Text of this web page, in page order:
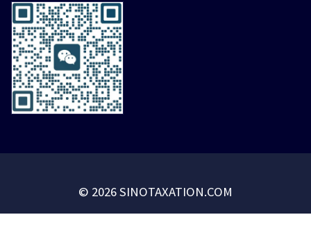
© 2026 SINOTAXATION.COM